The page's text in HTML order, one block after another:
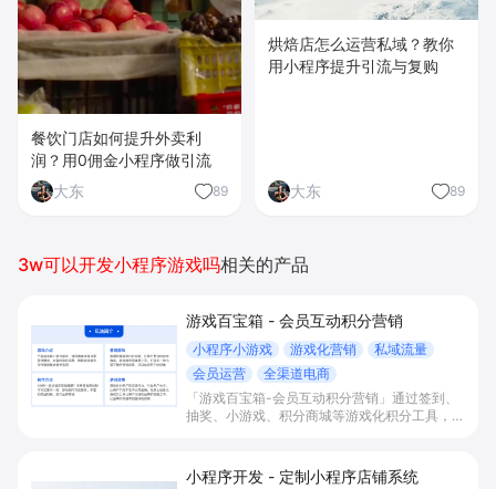
餐饮门店如何提升外卖利
润？用0佣金小程序做引流
大东
89
烘焙店怎么运营私域？教你
用小程序提升引流与复购
大东 89
3w可以开发小程序游戏吗相关的产品
游戏百宝箱 - 会员互动积分营销
小程序小游戏 游戏化营销
私域流量
会员运营
全渠道电商
「游戏百宝箱-会员互动积分营销」通过签到、
抽奖、小游戏、积分商城等游戏化积分工具，实
升。
小程序开发 - 定制小程序店铺系统